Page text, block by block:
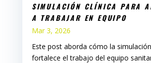
SIMULACIÓN CLÍNICA PARA
A TRABAJAR EN EQUIPO
Mar 3, 2026
Este post aborda cómo la
fortalece el trabajo del equipo